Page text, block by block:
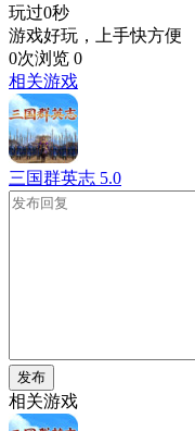
玩过0秒
游戏好玩，上手快方便
0次浏览 0
相关游戏
三国群英志 5.0
发布
相关游戏